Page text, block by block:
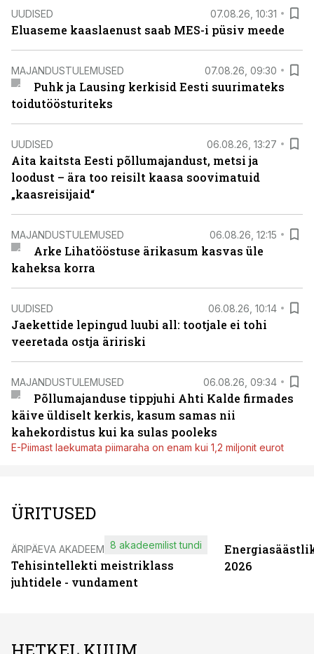
UUDISED 07.08.26, 10:31
Eluaseme kaaslaenust saab MES-i püsiv meede
MAJANDUSTULEMUSED 07.08.26, 09:30
Puhk ja Lausing kerkisid Eesti suurimateks
toidutöösturiteks
UUDISED 06.08.26, 13:27
Aita kaitsta Eesti põllumajandust, metsi ja
loodust – ära too reisilt kaasa soovimatuid
„kaasreisijaid“
MAJANDUSTULEMUSED 06.08.26, 12:15
Arke Lihatööstuse ärikasum kasvas üle
kaheksa korra
UUDISED 06.08.26, 10:14
Jaekettide lepingud luubi all: tootjale ei tohi
veeretada ostja äririski
MAJANDUSTULEMUSED 06.08.26, 09:34
Põllumajanduse tippjuhi Ahti Kalde firmades
käive üldiselt kerkis, kasum samas nii
kahekordistus kui ka sulas pooleks
E-Piimast laekumata piimaraha on enam kui 1,2 miljonit eurot
ÜRITUSED
ÄRIPÄEVA AKADEEMIA
Tehisintellekti meistriklass
juhtidele - vundament
8 akadeemilist tundi
2026